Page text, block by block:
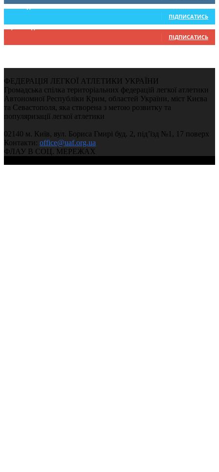
234 Підписників
ПІДПИСАТИСЬ
9,370 Підписників
ПІДПИСАТИСЬ
ФЕДЕРАЦІЯ ЛЕГКОЇ АТЛЕТИКИ УКРАЇНИ
Громадська спілка територіальних федерацій легкої атлетики
Автономної Республіки Крим, областей України, міст Києва
та Севастополя, яка створена з метою розвитку та
популяризації легкої атлетики
02140 м. Київ, вул. Бориса Гмирі буд. 2, під’їзд №1, 17 поверх
Контакти: office@uaf.org.ua
ФЛАУ В СОЦ. МЕРЕЖАХ